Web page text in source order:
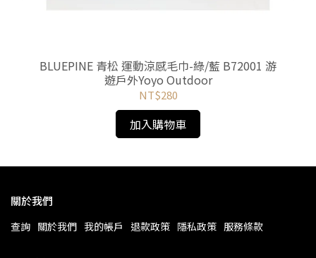
BLUEPINE 青松 運動涼感毛巾-綠/藍 B72001 游
遊戶外Yoyo Outdoor
NT$280
加入購物車
關於我們
查詢 關於我們 我的帳戶 退款政策 隱私政策 服務條款